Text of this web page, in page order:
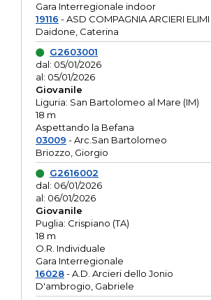
Gara Interregionale indoor
19116 - ASD COMPAGNIA ARCIERI ELIMI
Daidone, Caterina
G2603001
dal: 05/01/2026
al: 05/01/2026
Giovanile
Liguria: San Bartolomeo al Mare (IM)
18 m
Aspettando la Befana
03009 - Arc.San Bartolomeo
Briozzo, Giorgio
G2616002
dal: 06/01/2026
al: 06/01/2026
Giovanile
Puglia: Crispiano (TA)
18 m
O.R. Individuale
Gara Interregionale
16028- A.D. Arcieri dello Jonio
D'ambrogio, Gabriele